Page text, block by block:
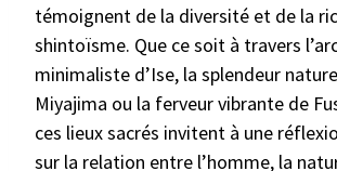
témoignent de la diversité et de la
shintoïsme. Que ce soit à travers
minimaliste d’Ise, la splendeur
Miyajima ou la ferveur vibrante de
ces lieux sacrés invitent à une
sur la relation entre l’homme, la